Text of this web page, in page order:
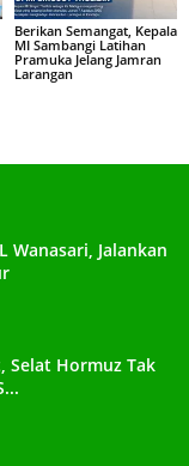
Berikan Semangat, Kepala
MI Sambangi Latihan
Pramuka Jelang Jamran
Larangan
Wanasari, Jalankan
Selat Hormuz Tak